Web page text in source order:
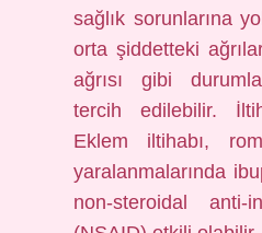
sağlık sorunlarına
orta şiddetteki
ağrısı gibi
tercih edilebilir.
Eklem iltihabı,
yaralanmalarında
non-steroidal anti-